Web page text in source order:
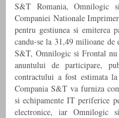
S&T Romania, Omnilogic
Companiei Nationale
pentru gestiunea si emiterea
candu-se la 31,49 milioane
S&T, Omnilogic si Frontal nu
anuntului de participare,
contractului a fost estimata
Compania S&T va furniza
si echipamente IT periferice
electronice, iar Omnilogic